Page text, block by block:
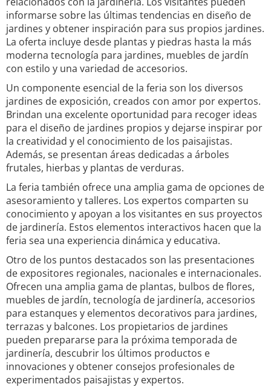
informarse sobre las últimas tendencias en diseño de
jardines y obtener inspiración para sus propios jardines.
La oferta incluye desde plantas y piedras hasta la más
moderna tecnología para jardines, muebles de jardín
con estilo y una variedad de accesorios.
Un componente esencial de la feria son los diversos
jardines de exposición, creados con amor por expertos.
Brindan una excelente oportunidad para recoger ideas
para el diseño de jardines propios y dejarse inspirar por
la creatividad y el conocimiento de los paisajistas.
Además, se presentan áreas dedicadas a árboles
frutales, hierbas y plantas de verduras.
La feria también ofrece una amplia gama de opciones de
asesoramiento y talleres. Los expertos comparten su
conocimiento y apoyan a los visitantes en sus proyectos
de jardinería. Estos elementos interactivos hacen que la
feria sea una experiencia dinámica y educativa.
Otro de los puntos destacados son las presentaciones
de expositores regionales, nacionales e internacionales.
Ofrecen una amplia gama de plantas, bulbos de flores,
muebles de jardín, tecnología de jardinería, accesorios
para estanques y elementos decorativos para jardines,
terrazas y balcones. Los propietarios de jardines
pueden prepararse para la próxima temporada de
jardinería, descubrir los últimos productos e
innovaciones y obtener consejos profesionales de
experimentados paisajistas y expertos.